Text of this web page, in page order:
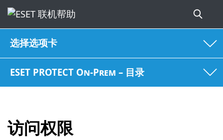
选择选项卡
ESET PROTECT On-Prem – 目录
访问权限